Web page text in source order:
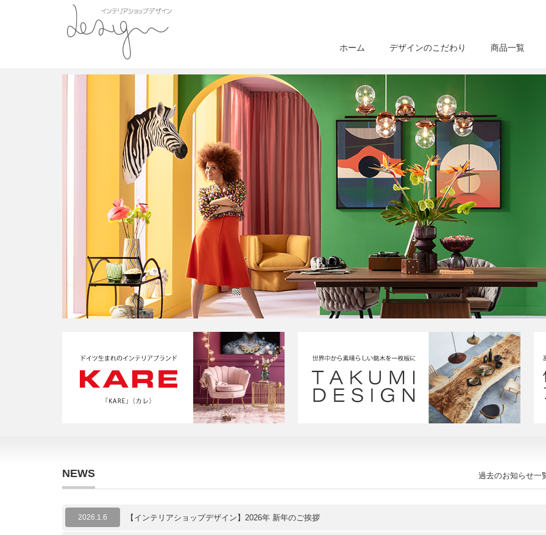
ホーム デザインのこだわり 商品一覧
NEWS
2026.1.6 【インテリアショップデザイン】2026年 新年のご挨拶
過去のお知らせ一